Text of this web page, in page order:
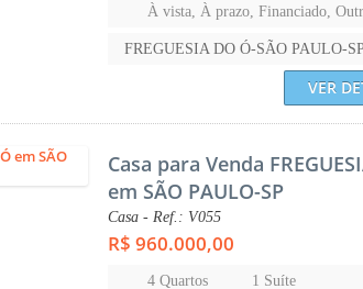
À vista, À prazo, Financiado,
FREGUESIA DO Ó-SÃO PAULO-SP
VER
Casa para Venda
em SÃO PAULO-SP
Casa - Ref.: V055
R$ 960.000,00
4 Quartos
1 Suíte